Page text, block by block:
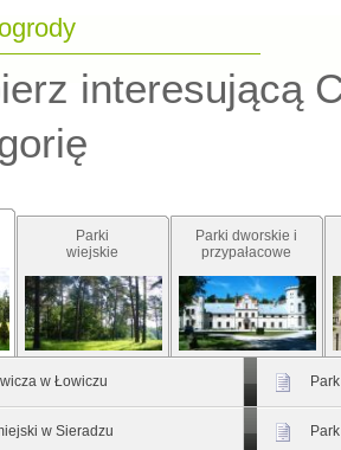
interesującą
Parki
wiejskie
Parki dworskie i
przypałacowe
w Łowiczu
w Sieradzu